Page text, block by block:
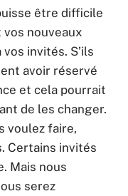
être difficile
nouveaux
invités. S’ils
avoir réservé
et cela pourrait
de les changer.
voulez faire,
Certains invités
Mais nous
serez